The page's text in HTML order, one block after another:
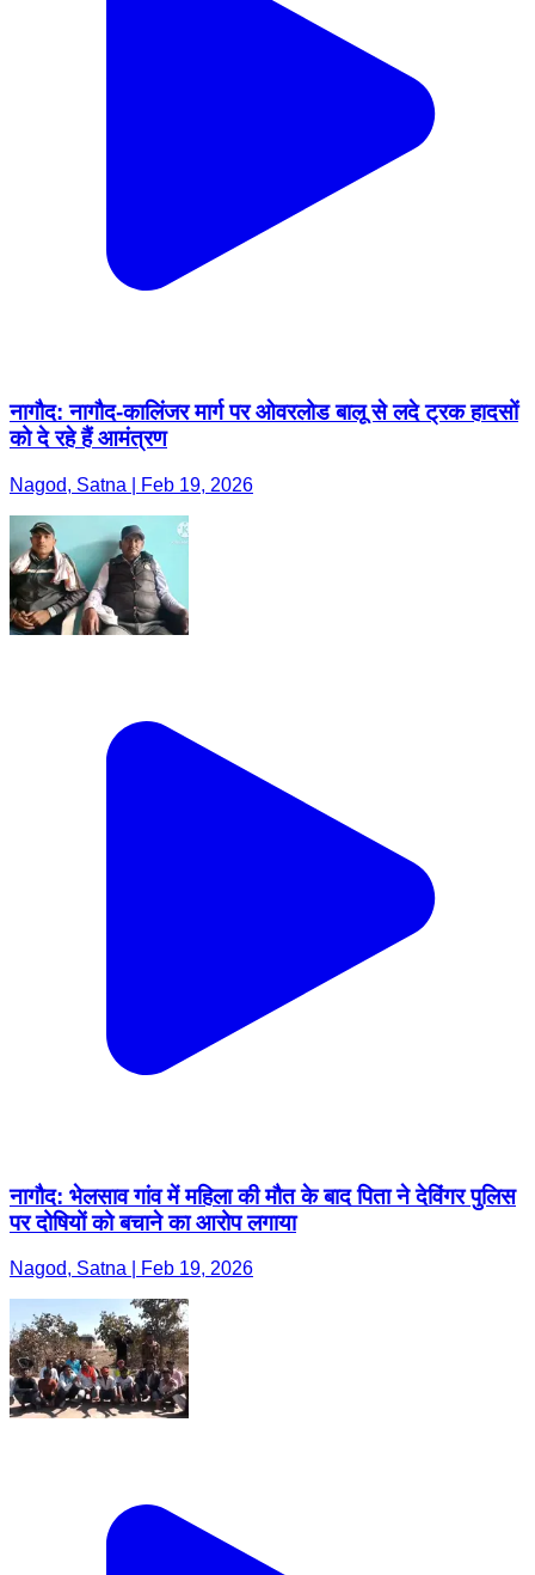
नागौद: नागौद-कालिंजर मार्ग पर ओवरलोड बालू से लदे ट्रक हादसों
को दे रहे हैं आमंत्रण
Nagod, Satna | Feb 19, 2026
नागौद: भेलसाव गांव में महिला की मौत के बाद पिता ने देविंगर पुलिस
पर दोषियों को बचाने का आरोप लगाया
Nagod, Satna | Feb 19, 2026